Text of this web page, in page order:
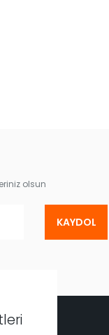
olsun
KAYDOL